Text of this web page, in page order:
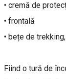
• cremă de
• frontală
• bețe de
Fiind o tură de